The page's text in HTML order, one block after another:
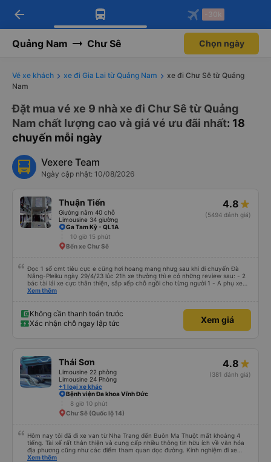
Tải app Vexere ngay!
Nhận ưu đãi thành viên độc
Mở app
Tải app Vexere
-30k/ghế khi đặt vé máy bay qua
Mở app
arrow_back -30k
Quảng Nam Chư Sê Chọn ngày
Vé xe khách xe đi Gia Lai từ Quảng Nam
xe đi Chư Sê từ Quảng
Nam
Đặt mua vé xe 9 nhà xe đi Chư Sê từ Quảng
Nam chất lượng cao và giá vé ưu đãi nhất: 18
chuyến mỗi ngày
Vexere Team
Ngày cập nhật: 10/08/2026
Thuận Tiến
Giường nằm 40 chỗ
Limousine 34 giường
4.8
(5494 đánh giá)
Ga Tam Kỳ - QL1A
10 giờ 15 phút
Bến xe Chư Sê
Đọc 1 số cmt tiêu cực e cũng hơi hoang mang nhưg sau khi đi chuyến Đà
Nẵng-Pleiku ngày 29/4/23 lúc 21h xe thường thì e có những review sau: - 2
bác tài lái xe cực thân thiện, sắp xếp chỗ ngồi cho từng người 1 - A phụ xe
dui tính, chắc cùng tần số nên nói câu nào là cười câu đó - Xe xuất bến đúg
nhìn chug khá ổn, có dừng lại để đi vệ sinh.
Xem thêm
Không cần thanh toán trước
Xác nhận chỗ ngay lập tức
Xem giá
Thái Sơn
Limousine 22 phòng
Limousine 24 Phòng
+1 loại xe khác
4.8
(381 đánh giá)
Bệnh viện Đa khoa Vĩnh Đức
8 giờ 10 phút
Chư Sê (Quốc lộ 14)
Hôm nay tôi đã đi xe van từ Nha Trang đến Buôn Ma Thuột mất khoảng 4
tiếng. Tài xế rất thân thiện và cung cấp nhiều thông tin hữu ích về văn hóa
địa phương cũng như các điểm tham quan dọc đường. Kinh nghiệm đi xe
buýt ở nhiều vùng khác nhau trên khắp Việt Nam trước đây của chúng tôi
Xem thêm